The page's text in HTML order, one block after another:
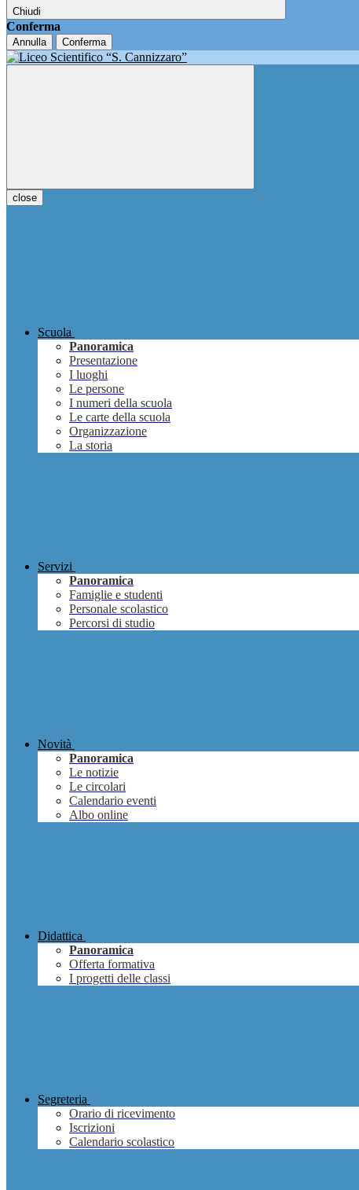
Chiudi
Conferma
Annulla Conferma
close
Scuola
Panoramica
Presentazione
I luoghi
Le persone
I numeri della scuola
Le carte della scuola
Organizzazione
La storia
Servizi
Panoramica
Famiglie e studenti
Personale scolastico
Percorsi di studio
Novità
Panoramica
Le notizie
Le circolari
Calendario eventi
Albo online
Didattica
Panoramica
Offerta formativa
I progetti delle classi
Segreteria
Orario di ricevimento
Iscrizioni
Calendario scolastico